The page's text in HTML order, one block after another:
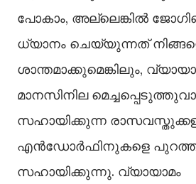
പോകാം, അല്ലെങ്കിൽ‌
ധ്യാനം ചെയ്യുന്നത്
ശാന്തമാക്കുമെങ്കിലും,
മാനസിനില
സഹായിക്കുന്ന
എൻ‌ഡോർഫിനുകളെ
സഹായിക്കുന്നു. വ്യായാമം